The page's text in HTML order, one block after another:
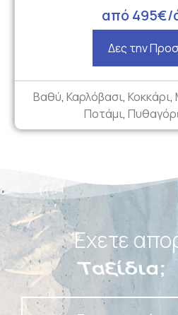
από 495€/
Δες την
Βαθύ, Καρλόβασι, Κοκκάρι,
Ποτάμι,
Έχετε
Πακέτα;